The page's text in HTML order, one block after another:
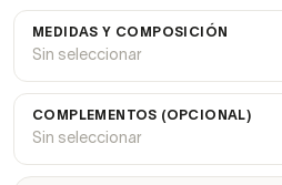
MEDIDAS Y COMPOSICIÓN
Sin seleccionar
COMPLEMENTOS (OPCIONAL)
Sin seleccionar